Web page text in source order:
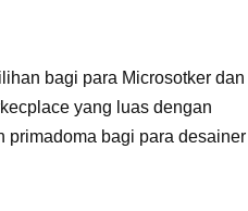
bagi para Microsotker dan
yang luas dengan
primadoma bagi para desainer